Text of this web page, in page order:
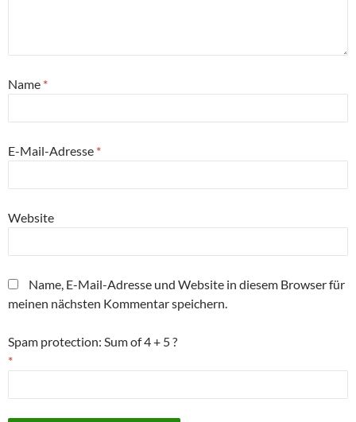
Name *
E-Mail-Adresse *
Website
Name, E-Mail-Adresse und Website in diesem Browser für
meinen nächsten Kommentar speichern.
Spam protection: Sum of 4 + 5 ?
*